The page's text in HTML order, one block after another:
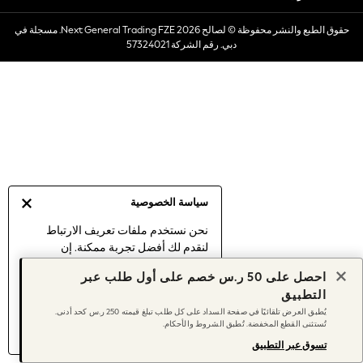
سياسة الخصوصية
نحن نستخدم ملفات تعريف الارتباط
لنقدم لك أفضل تجربة ممكنة. إن
موافقتك على استخدامنا لملفات تعريف
اكتشف المزيد عن إدارة إعدادات ملفات
تعريف الارتباط (الكوكيز).
Dresses
Occasionwear
Sets & Outfits
Sun Hats & Caps
Women's Holiday Shop
Women's Travel Styles
Dresses
Occasionwear
Linen Collection
Tops & T-Shirts
حقوق الطبع والنشر محفوظة © لصالح 2026 Next General Trading FZE. مسجلة في
دبي. رقم الشركة 57324021
احصل على 50 ر.س خصم على أول طلب عبر
التطبيق
يُطبق العرض تلقائيًا في صفحة السداد على كل طلب تبلغ قيمته 250 ر.س كحد أدنى.
تُستثنى القطع المخفضة. تُطبق الشروط والأحكام.
تسوق عبر التطبيق